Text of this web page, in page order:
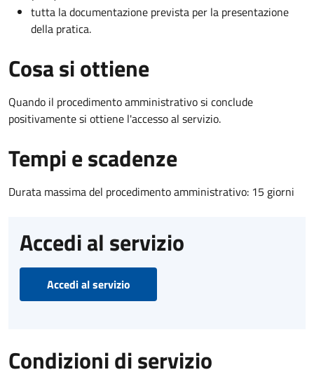
tutta la documentazione prevista per la presentazione
della pratica.
Cosa si ottiene
Quando il procedimento amministrativo si conclude
positivamente si ottiene l'accesso al servizio.
Tempi e scadenze
Durata massima del procedimento amministrativo: 15 giorni
Accedi al servizio
Accedi al servizio
Condizioni di servizio